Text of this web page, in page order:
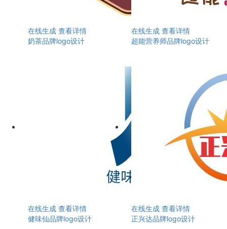
在线生成 查看详情
奶茶品牌logo设计
在线生成 查看详情
超能营养师品牌logo设计
在线生成 查看详情
健味仙品牌logo设计
在线生成 查看详情
正兴达品牌logo设计